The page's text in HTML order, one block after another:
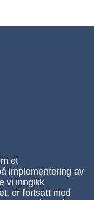
et
implementering av
vi inngikk
er fortsatt med